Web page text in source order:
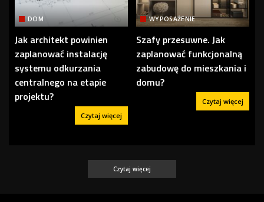
DOM
Jak architekt powinien
zaplanować instalację
systemu odkurzania
centralnego na etapie
projektu?
Czytaj więcej
WYPOSAŻENIE
Szafy przesuwne. Jak
zaplanować funkcjonalną
zabudowę do mieszkania i
domu?
Czytaj więcej
Czytaj więcej